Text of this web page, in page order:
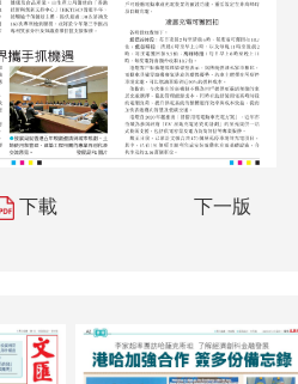
下載 下一版